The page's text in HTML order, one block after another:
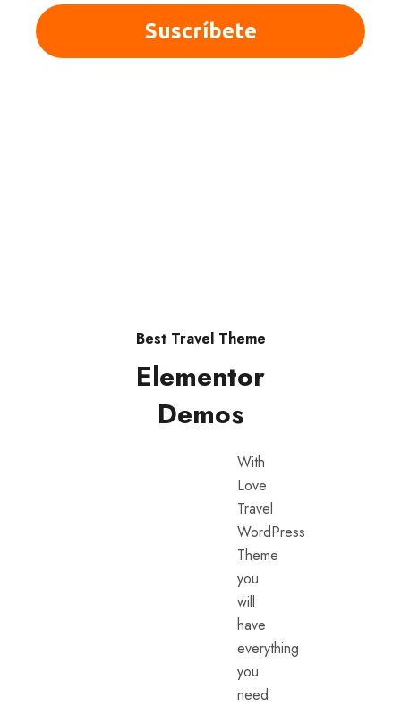
Best Travel Theme
Elementor
Demos
With
Love
Travel
WordPress
Theme
you
will
have
everything
you
need